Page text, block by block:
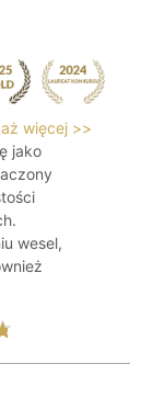
więcej >>
jako
wesel,